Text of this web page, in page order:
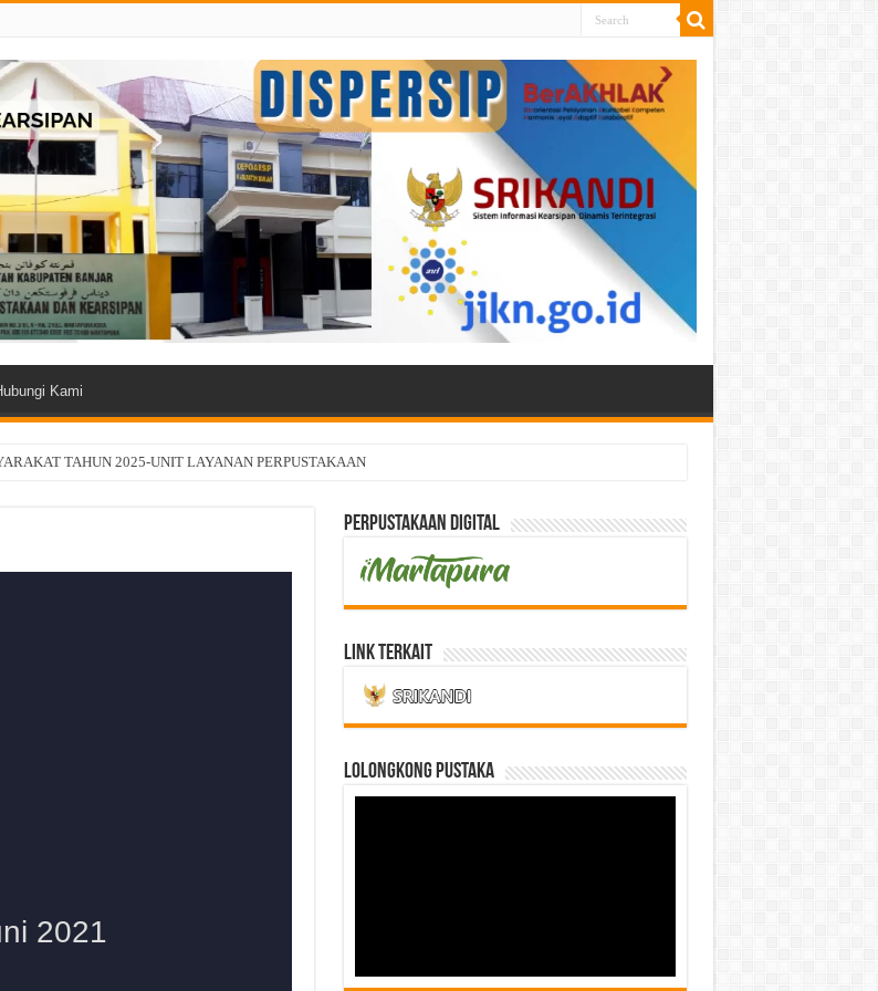
Kami
TAHUN 2025-UNIT LAYANAN PERPUSTAKAAN
Perpustakaan Digital
Link Terkait
LOLONGKONG PUSTAKA